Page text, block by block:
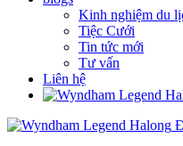
Kinh nghiệm du
Tiệc Cưới
Tin tức mới
Tư vấn
Liên hệ